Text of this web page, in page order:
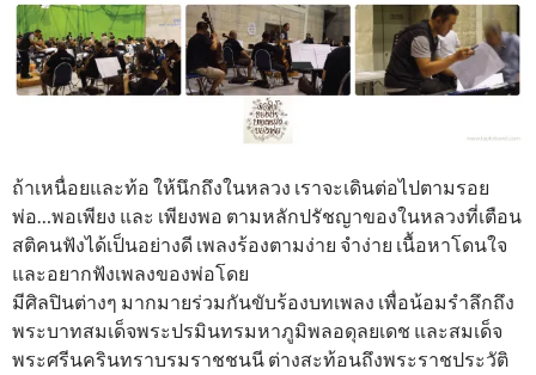
ถ้าเหนื่อยและท้อ ให้นึกถึงในหลวง เราจะเดินต่อไปตามรอย
พ่อ…พอเพียง และ เพียงพอ ตามหลักปรัชญาของในหลวงที่เตือน
สติคนฟังได้เป็นอย่างดี เพลงร้องตามง่าย จำง่าย เนื้อหาโดนใจ
และอยากฟังเพลงของพ่อโดย
มีศิลปินต่างๆ มากมายร่วมกันขับร้องบทเพลง เพื่อน้อมรำลึกถึง
พระบาทสมเด็จพระปรมินทรมหาภูมิพลอดุลยเดช และสมเด็จ
พระศรีนครินทราบรมราชชนนี ต่างสะท้อนถึงพระราชประวัติ